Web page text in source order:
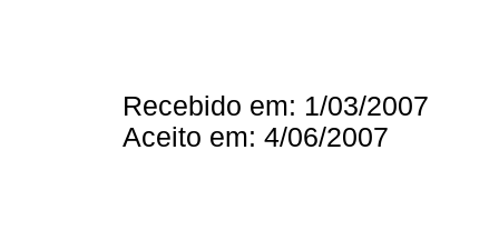
Recebido em: 1/03/2007
Aceito em: 4/06/2007